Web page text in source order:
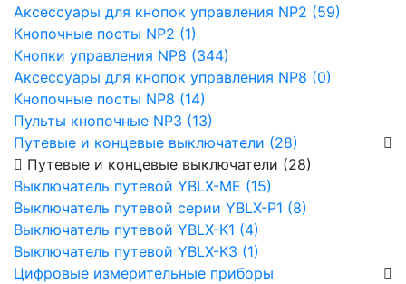
Аксессуары для кнопок управления NP2 (59)
Кнопочные посты NP2 (1)
Кнопки управления NP8 (344)
Аксессуары для кнопок управления NP8 (0)
Кнопочные посты NP8 (14)
Пульты кнопочные NP3 (13)
Путевые и концевые выключатели (28)
Путевые и концевые выключатели (28)
Выключатель путевой YBLX-ME (15)
Выключатель путевой серии YBLX-P1 (8)
Выключатель путевой YBLX-K1 (4)
Выключатель путевой YBLX-K3 (1)
Цифровые измерительные приборы